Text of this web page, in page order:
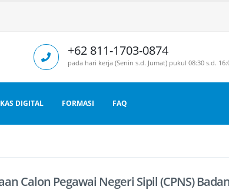
+62 811-1703-0874
pada hari kerja (Senin s.d. Jumat) pukul 08:30 s.d.
DIGITAL FORMASI FAQ
Calon Pegawai Negeri Sipil (CPNS)